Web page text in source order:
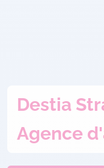
Destia
Agence